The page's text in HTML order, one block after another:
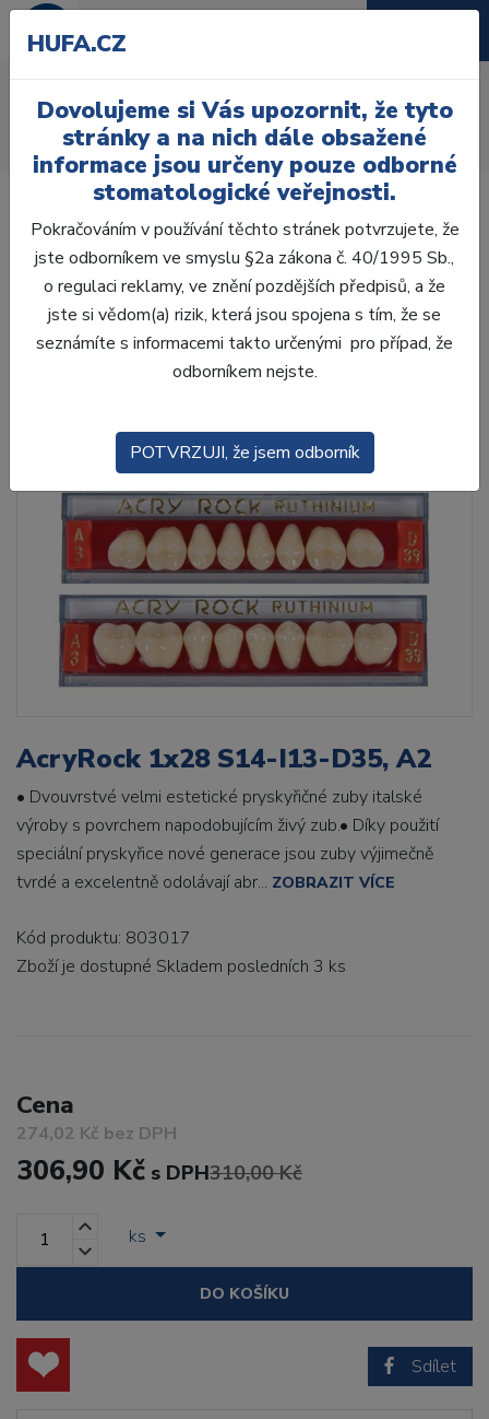
Úvod Zuby
AcryRock
AcryRock 1x28 S14-I13-D35, A2
AcryRock 1x28 S14-I13-D35, A2
• Dvouvrstvé velmi estetické pryskyřičné zuby italské
výroby s povrchem napodobujícím živý zub.• Díky použití
speciální pryskyřice nové generace jsou zuby výjimečně
tvrdé a excelentně odolávají abr... ZOBRAZIT VÍCE
Kód produktu: 803017
Zboží je dostupné Skladem posledních 3 ks
Cena
274,02 Kč bez DPH
306,90 Kč s DPH310,00 Kč
ks
DO KOŠÍKU
Sdílet
HUFA.CZ
Dovolujeme si Vás upozornit, že tyto
stránky a na nich dále obsažené
informace jsou určeny pouze odborné
stomatologické veřejnosti.
Pokračováním v používání těchto stránek potvrzujete, že
jste odborníkem ve smyslu §2a zákona č. 40/1995 Sb.,
o regulaci reklamy, ve znění pozdějších předpisů, a že
jste si vědom(a) rizik, která jsou spojena s tím, že se
seznámíte s informacemi takto určenými pro případ, že
odborníkem nejste.
POTVRZUJI, že jsem odborník